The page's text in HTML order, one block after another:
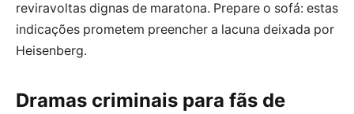
reviravoltas dignas de maratona. Prepare o sofá: estas
indicações prometem preencher a lacuna deixada por
Heisenberg.
Dramas criminais para fãs de